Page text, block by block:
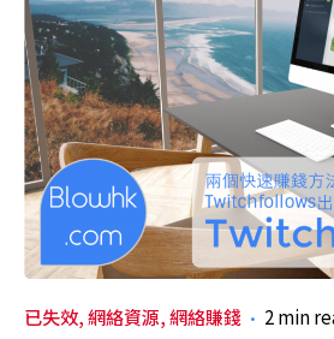
已失效 網絡資源 網絡賺錢 2 min